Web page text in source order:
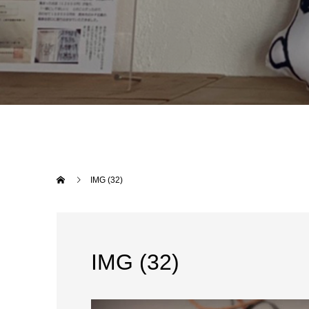
IMG (32)
IMG (32)